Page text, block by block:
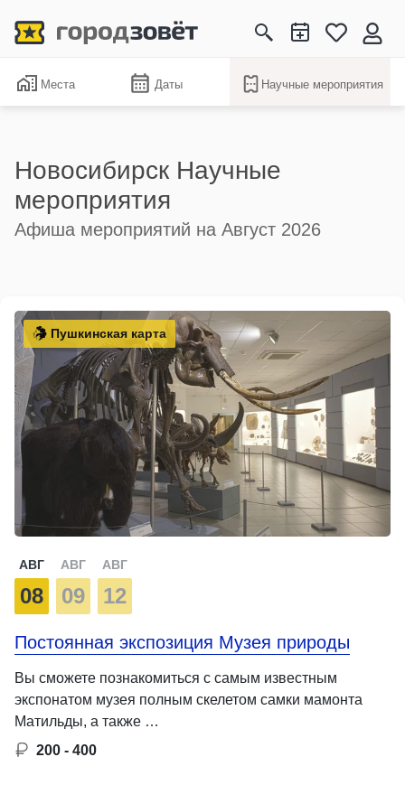
Места Даты Научные мероприятия
Новосибирск Научные
мероприятия
Афиша мероприятий на Август 2026
Пушкинская карта
АВГ
08
АВГ
09
АВГ
12
Постоянная экспозиция Музея природы
Вы сможете познакомиться с самым известным
экспонатом музея полным скелетом самки мамонта
Матильды, а также …
200 - 400